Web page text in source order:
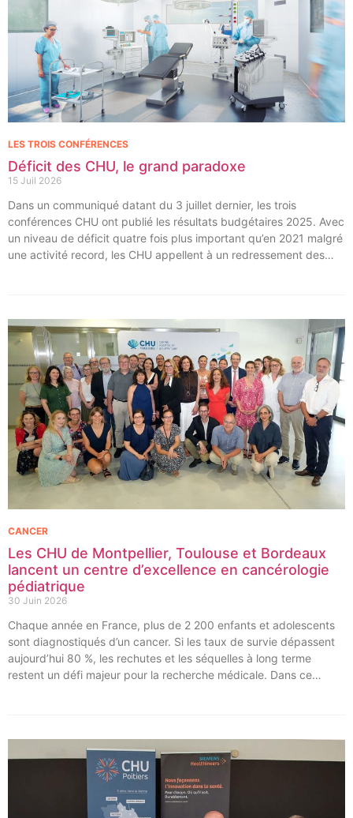
Déficit des CHU, le grand paradoxe
15 Juil 2026
LES TROIS CONFÉRENCES
Dans un communiqué datant du 3 juillet dernier, les trois
conférences CHU ont publié les résultats budgétaires 2025. Avec
un niveau de déficit quatre fois plus important qu’en 2021 malgré
une activité record, les CHU appellent à un redressement des
Les CHU de Montpellier, Toulouse et Bordeaux
lancent un centre d’excellence en cancérologie
pédiatrique
30 Juin 2026
CANCER
Chaque année en France, plus de 2 200 enfants et adolescents
sont diagnostiqués d’un cancer. Si les taux de survie dépassent
aujourd’hui 80 %, les rechutes et les séquelles à long terme
restent un défi majeur pour la recherche médicale. Dans ce
cancers pédiatriques.